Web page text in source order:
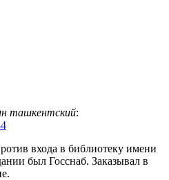
ташкентский:
входа в библиотеку имени
был Госснаб. Заказывал в